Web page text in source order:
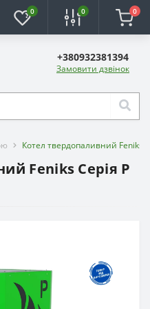
0 0 0
+380932381394
Замовити дзвінок
Котел твердопаливний Feniks
Feniks Серія P